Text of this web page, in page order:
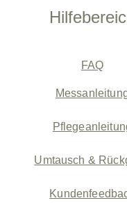
FAQ
Umtausch &